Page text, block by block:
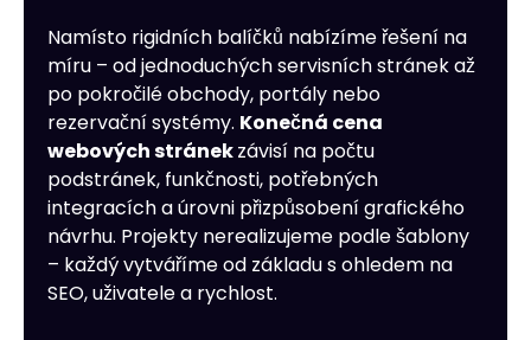
Namísto rigidních balíčků nabízíme řešení na
míru – od jednoduchých servisních stránek až
po pokročilé obchody, portály nebo
rezervační systémy. Konečná cena
webových stránekzávisí na počtu
podstránek, funkčnosti, potřebných
integracích a úrovni přizpůsobení grafického
návrhu. Projekty nerealizujeme podle šablony
– každý vytváříme od základu s ohledem na
SEO, uživatele a rychlost.